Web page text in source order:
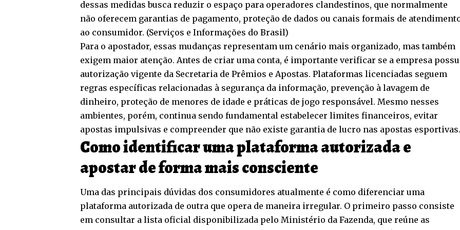
dessas medidas busca reduzir o espaço para operadores clandestinos, que normalmente
não oferecem garantias de pagamento, proteção de dados ou canais formais de
ao consumidor. (Serviços e Informações do Brasil)
Para o apostador, essas mudanças representam um cenário mais organizado, mas também
exigem maior atenção. Antes de criar uma conta, é importante verificar se a empresa
autorização vigente da Secretaria de Prêmios e Apostas. Plataformas licenciadas seguem
regras específicas relacionadas à segurança da informação, prevenção à lavagem de
dinheiro, proteção de menores de idade e práticas de jogo responsável. Mesmo nesses
ambientes, porém, continua sendo fundamental estabelecer limites financeiros, evitar
apostas impulsivas e compreender que não existe garantia de lucro nas apostas esportivas.
Como identificar uma plataforma autorizada e
apostar de forma mais consciente
Uma das principais dúvidas dos consumidores atualmente é como diferenciar uma
plataforma autorizada de outra que opera de maneira irregular. O primeiro passo consiste
em consultar a lista oficial disponibilizada pelo Ministério da Fazenda, que reúne as